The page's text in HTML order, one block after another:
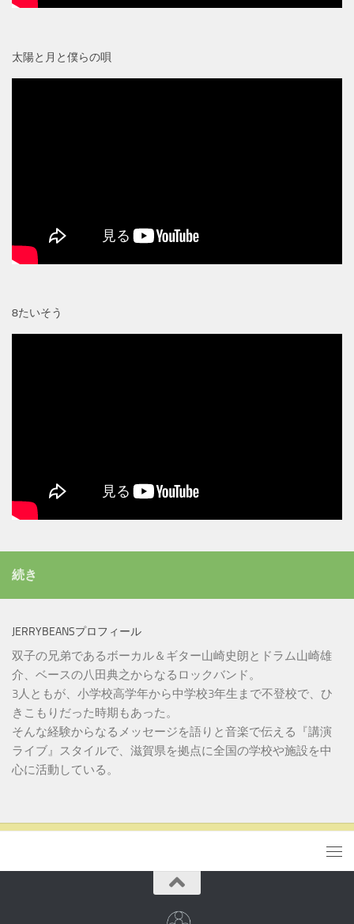
太陽と月と僕らの唄
8たいそう
続き
JERRYBEANSプロフィール
双子の兄弟であるボーカル＆ギター山崎史朗とドラム山崎雄
介、ベースの八田典之からなるロックバンド。
3人ともが、小学校高学年から中学校3年生まで不登校で、ひ
きこもりだった時期もあった。
そんな経験からなるメッセージを語りと音楽で伝える『講演
ライブ』スタイルで、滋賀県を拠点に全国の学校や施設を中
心に活動している。